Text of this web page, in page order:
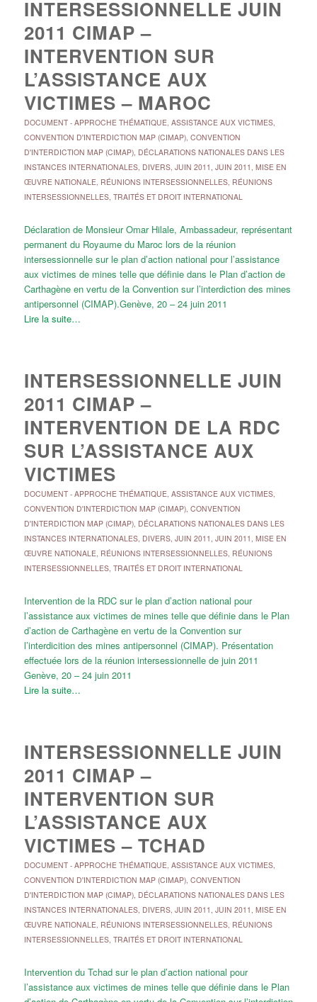
INTERSESSIONNELLE JUIN
2011 CIMAP –
INTERVENTION SUR
L’ASSISTANCE AUX
VICTIMES – MAROC
DOCUMENT- APPROCHE THÉMATIQUE, ASSISTANCE AUX VICTIMES,
CONVENTION D'INTERDICTION MAP (CIMAP), CONVENTION
D'INTERDICTION MAP (CIMAP), DÉCLARATIONS NATIONALES DANS LES
INSTANCES INTERNATIONALES, DIVERS, JUIN 2011 , JUIN 2011 , MISE EN
ŒUVRE NATIONALE, RÉUNIONS INTERSESSIONNELLES, RÉUNIONS
INTERSESSIONNELLES, TRAITÉS ET DROIT INTERNATIONAL
Déclaration de Monsieur Omar Hilale, Ambassadeur, représentant
permanent du Royaume du Maroc lors de la réunion
intersessionnelle sur le plan d’action national pour l’assistance
aux victimes de mines telle que définie dans le Plan d’action de
Carthagène en vertu de la Convention sur l’interdiction des mines
antipersonnel (CIMAP).Genève, 20 – 24 juin 2011
Lire la suite…
INTERSESSIONNELLE JUIN
2011 CIMAP –
INTERVENTION DE LA RDC
SUR L’ASSISTANCE AUX
VICTIMES
DOCUMENT- APPROCHE THÉMATIQUE, ASSISTANCE AUX VICTIMES,
CONVENTION D'INTERDICTION MAP (CIMAP), CONVENTION
D'INTERDICTION MAP (CIMAP), DÉCLARATIONS NATIONALES DANS LES
INSTANCES INTERNATIONALES, DIVERS, JUIN 2011 , JUIN 2011 , MISE EN
ŒUVRE NATIONALE, RÉUNIONS INTERSESSIONNELLES, RÉUNIONS
INTERSESSIONNELLES, TRAITÉS ET DROIT INTERNATIONAL
Intervention de la RDC sur le plan d’action national pour
l’assistance aux victimes de mines telle que définie dans le Plan
d’action de Carthagène en vertu de la Convention sur
l’interdicition des mines antipersonnel (CIMAP). Présentation
effectuée lors de la réunion intersessionnelle de juin 2011
Genève, 20 – 24 juin 2011
Lire la suite…
INTERSESSIONNELLE JUIN
2011 CIMAP –
INTERVENTION SUR
L’ASSISTANCE AUX
VICTIMES – TCHAD
DOCUMENT- APPROCHE THÉMATIQUE, ASSISTANCE AUX VICTIMES,
CONVENTION D'INTERDICTION MAP (CIMAP), CONVENTION
D'INTERDICTION MAP (CIMAP), DÉCLARATIONS NATIONALES DANS LES
INSTANCES INTERNATIONALES, DIVERS, JUIN 2011 , JUIN 2011 , MISE EN
ŒUVRE NATIONALE, RÉUNIONS INTERSESSIONNELLES, RÉUNIONS
INTERSESSIONNELLES, TRAITÉS ET DROIT INTERNATIONAL
Intervention du Tchad sur le plan d’action national pour
l’assistance aux victimes de mines telle que définie dans le Plan